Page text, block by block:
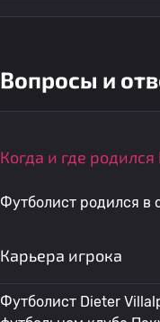
Вопросы и
Когда и где
Футболист родился в
Карьера игрока
Футболист Dieter